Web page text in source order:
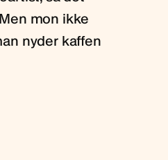
mon ikke
nyder kaffen